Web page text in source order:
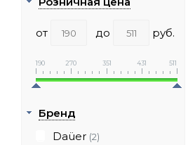
от до руб.
190 270 351 431 511
Бренд
Daüer (2)